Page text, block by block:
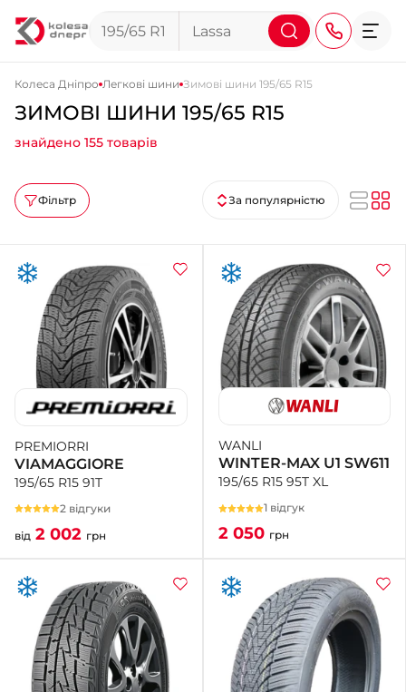
+38 (095) 276-44-44
+38 (067) 911-14-14
- на Щепкіна
+38 (098) 911-911-0
- на Тополі
+38 (098) 911-911-4
- на Калиновій
+38 (077) 7-184-184
- Донецьке шосе
+38 (050)-911-911-2
- Щепкіна
+38 (099)-643-33-77
- Тополь
+38 (068)-923-74-19
- Калинова
Колеса Дніпро Легкові шини Зимові шини 195/65 R15
ЗИМОВІ ШИНИ 195/65 R15
знайдено 155 товарів
Фільтр За популярністю
PREMIORRI
VIAMAGGIORE
195/65 R15 91T
2 відгуки
від 2 002 грн
WANLI
WINTER-MAX U1 SW611
195/65 R15 95T XL
1 відгук
2 050 грн